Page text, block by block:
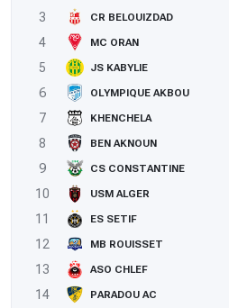
3
CR BELOUIZDAD
4
MC ORAN
5
JS KABYLIE
6
OLYMPIQUE AKBOU
7
KHENCHELA
8
BEN AKNOUN
9
CS CONSTANTINE
10
USM ALGER
11
ES SETIF
12
MB ROUISSET
13
ASO CHLEF
14
PARADOU AC